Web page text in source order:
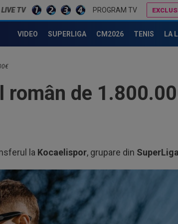
LIVE TV PROGRAM TV
VIDEO SUPERLIGA CM2026 TENIS LA
român de
la Kocaelispor, grupare din